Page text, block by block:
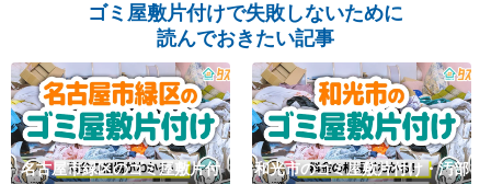
ゴミ屋敷片付けで失敗しないために
読んでおきたい記事
名古屋市緑区のゴミ屋敷片付
和光市のゴミ屋敷片付け・汚部